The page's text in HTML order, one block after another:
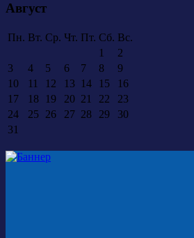
Август
Пн. Вт. Ср. Чт. Пт. Сб. Вс.
1
2
3
4 5 6 7 8
9
10
11 12 13 14 15
16
17
18 19 20 21 22
23
24
25 26 27 28 29
30
31